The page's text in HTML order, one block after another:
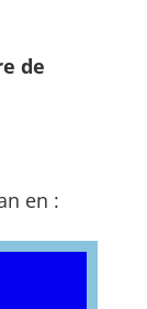
de
en :